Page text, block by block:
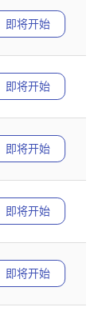
即将开始
即将开始
即将开始
即将开始
即将开始